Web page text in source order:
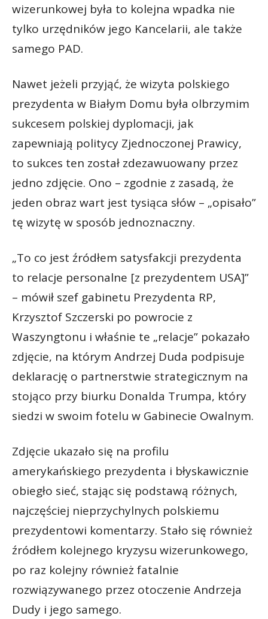
wizerunkowej była to kolejna wpadka nie
tylko urzędników jego Kancelarii, ale także
samego PAD.
Nawet jeżeli przyjąć, że wizyta polskiego
prezydenta w Białym Domu była olbrzymim
sukcesem polskiej dyplomacji, jak
zapewniają politycy Zjednoczonej Prawicy,
to sukces ten został zdezawuowany przez
jedno zdjęcie. Ono – zgodnie z zasadą, że
jeden obraz wart jest tysiąca słów – „opisało”
tę wizytę w sposób jednoznaczny.
„To co jest źródłem satysfakcji prezydenta
to relacje personalne [z prezydentem USA]”
– mówił szef gabinetu Prezydenta RP,
Krzysztof Szczerski po powrocie z
Waszyngtonu i właśnie te „relacje” pokazało
zdjęcie, na którym Andrzej Duda podpisuje
deklarację o partnerstwie strategicznym na
stojąco przy biurku Donalda Trumpa, który
siedzi w swoim fotelu w Gabinecie Owalnym.
Zdjęcie ukazało się na profilu
amerykańskiego prezydenta i błyskawicznie
obiegło sieć, stając się podstawą różnych,
najczęściej nieprzychylnych polskiemu
prezydentowi komentarzy. Stało się również
źródłem kolejnego kryzysu wizerunkowego,
po raz kolejny również fatalnie
rozwiązywanego przez otoczenie Andrzeja
Dudy i jego samego.